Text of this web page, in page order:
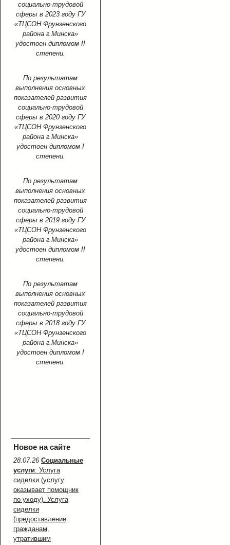
социально-трудовой
сферы в 2023 году ГУ
«ТЦСОН Фрунзенского
района г.Минска»
удостоен дипломом II
степени.
По результатам
выполнения основных
показателей развития
социально-трудовой
сферы в 2020 году ГУ
«ТЦСОН Фрунзенского
района г.Минска»
удостоен дипломом I
степени.
По результатам
выполнения основных
показателей развития
социально-трудовой
сферы в 2019 году ГУ
«ТЦСОН Фрунзенского
района г.Минска»
удостоен дипломом II
степени.
По результатам
выполнения основных
показателей развития
социально-трудовой
сферы в 2018 году ГУ
«ТЦСОН Фрунзенского
района г.Минска»
удостоен дипломом I
степени.
Новое на сайте
28.07.26 Социальные
услуги: Услуга
сиделки (услугу
оказывает помощник
по уходу). Услуга
сиделки
(предоставление
гражданам,
утратившим